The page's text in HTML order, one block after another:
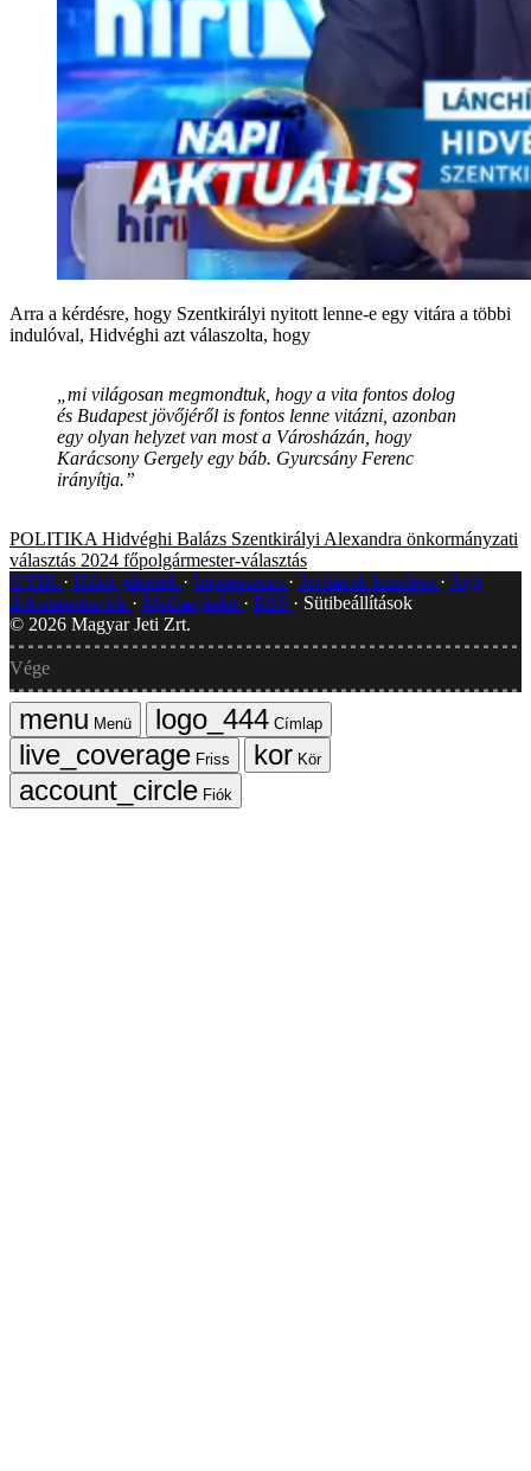
Arra a kérdésre, hogy Szentkirályi nyitott lenne-e egy vitára a többi
indulóval, Hidvéghi azt válaszolta, hogy
„mi világosan megmondtuk, hogy a vita fontos dolog
és Budapest jövőjéről is fontos lenne vitázni, azonban
egy olyan helyzet van most a Városházán, hogy
Karácsony Gergely egy báb. Gyurcsány Ferenc
irányítja.”
POLITIKA Hidvéghi Balázs Szentkirályi Alexandra önkormányzati
választás 2024 főpolgármester-választás
GYIK
Hibát jelentek Impresszum Javítások kezelése
Jogi
dokumentumok
Médiaajánlat RSS
Sütibeállítások
© 2026 Magyar Jeti Zrt.
Vége
Menü
Címlap
Friss
Kör
Fiók